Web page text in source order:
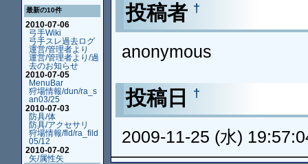
最新の10件
2010-07-06
弓手Wiki
弓手スレ過去ログ
運営/管理者より
運営/管理者より/過
去のお知らせ
2010-07-05
MenuBar
狩場情報/dun/ra_s
an03/25
2010-07-03
防具/体
防具/アクセサリ
狩場情報/fld/ra_fild
05/12
2010-07-02
矢/属性矢
投稿者 †
anonymous
投稿日 †
2009-11-25 (水)